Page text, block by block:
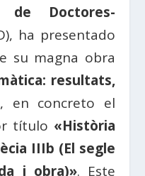
de Doctores-
ha presentado
su magna obra
resultats,
, en concreto el
título «Història
IIIb (El segle
i obra)». Este